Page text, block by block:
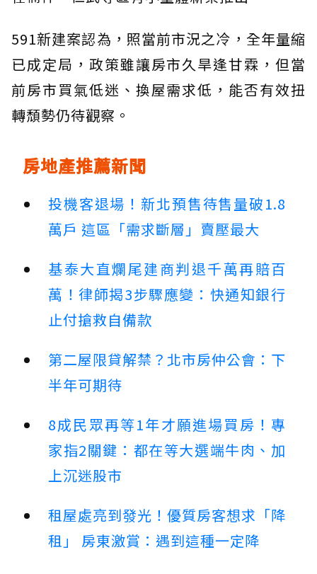
591新建案認為，照當前市況之冷，全年量縮
已成定局，政策雖讓房市久旱逢甘霖，但當
前房市買氣低迷、換屋需求低，能否有效扭
轉頹勢仍待觀察。
房地產推薦新聞
投機客退場！新北預售待售量破1.8
萬戶 這區「需求斷層」賣壓最大
基泰大直爛尾建商判退千萬再賠百
萬！律師揭3步驟應變：快通知銀行
止付搶救自備款
第二屋限貸解禁？北市房仲公會：下
半年可期待
8成民眾再等1年才願進場買房！專
家指2關鍵：都在等大選端牛肉、加
上沉迷股市
租屋處亮到發光！優質房客想求「降
租」 房東激賞：遇到這種一定降